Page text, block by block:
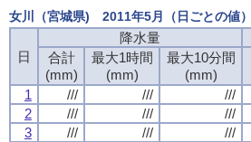
女川（宮城県) 2011年5月（日ごとの値
日
降水量
合計
(mm)
最大1時間
(mm)
最大10分間
(mm)
1
/// /// ///
2
/// /// ///
3
/// /// ///